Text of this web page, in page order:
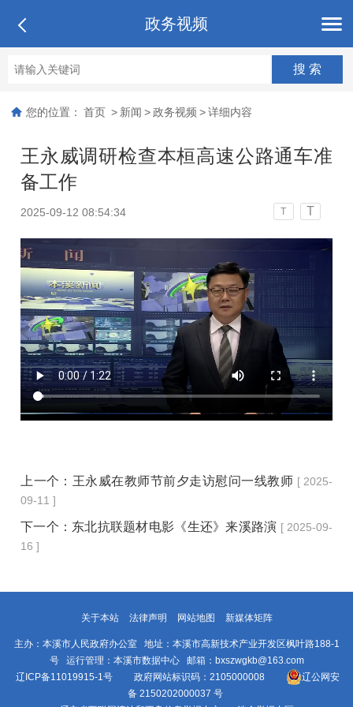
政务视频
您的位置： 首页 > 新闻 > 政务视频 > 详细内容
王永威调研检查本桓高速公路通车准
备工作
2025-09-12 08:54:34 T T
上一个： 王永威在教师节前夕走访慰问一线教师 [ 2025-
09-11 ]
下一个： 东北抗联题材电影《生还》来溪路演 [ 2025-09-
16 ]
关于本站 法律声明 网站地图 新媒体矩阵
主办：本溪市人民政府办公室 地址：本溪市高新技术产业开发区枫叶路188-1
号 运行管理：本溪市数据中心 邮箱：bxszwgkb@163.com
辽ICP备11019915-1号 政府网站标识码：2105000008
辽公网安
备 2150202000037 号